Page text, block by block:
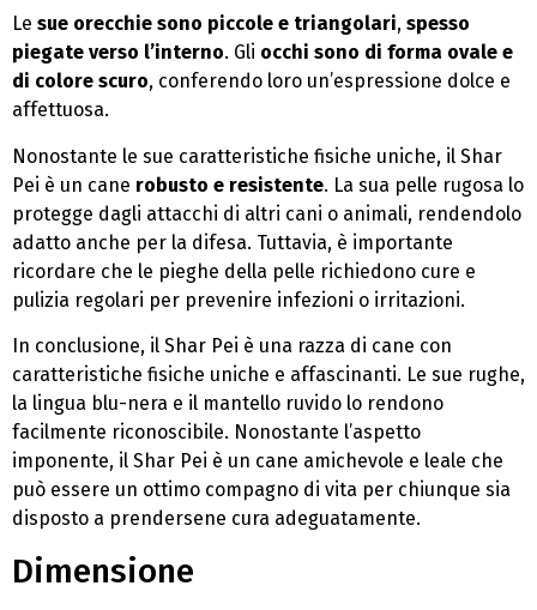
Le sue orecchie sono piccole e triangolari, spesso
piegate verso l’interno. Gli occhi sono di forma ovale e
di colore scuro, conferendo loro un’espressione dolce e
affettuosa.
Nonostante le sue caratteristiche fisiche uniche, il Shar
Pei è un cane robusto e resistente. La sua pelle rugosa lo
protegge dagli attacchi di altri cani o animali, rendendolo
adatto anche per la difesa. Tuttavia, è importante
ricordare che le pieghe della pelle richiedono cure e
pulizia regolari per prevenire infezioni o irritazioni.
In conclusione, il Shar Pei è una razza di cane con
caratteristiche fisiche uniche e affascinanti. Le sue rughe,
la lingua blu-nera e il mantello ruvido lo rendono
facilmente riconoscibile. Nonostante l’aspetto
imponente, il Shar Pei è un cane amichevole e leale che
può essere un ottimo compagno di vita per chiunque sia
disposto a prendersene cura adeguatamente.
Dimensione